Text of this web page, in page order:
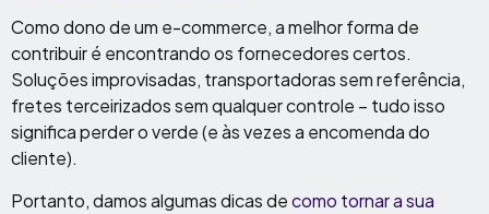
Como dono de um e-commerce, a melhor forma de
contribuir é encontrando os fornecedores certos.
Soluções improvisadas, transportadoras sem referência,
fretes terceirizados sem qualquer controle – tudo isso
significa perder o verde (e às vezes a encomenda do
cliente).
Portanto, damos algumas dicas decomo tornar a sua